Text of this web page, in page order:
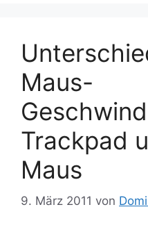
Maus-
Trackpad
Maus
9. März 2011 von